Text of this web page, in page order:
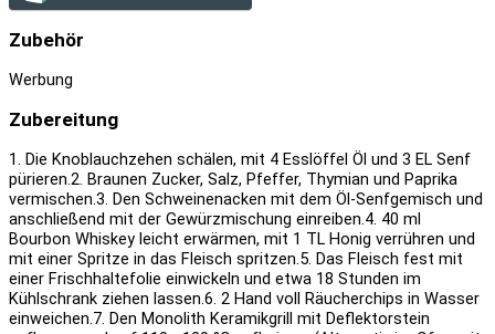
Zubehör
Werbung
Zubereitung
1. Die Knoblauchzehen schälen, mit 4 Esslöffel Öl und 3 EL Senf
pürieren.2. Braunen Zucker, Salz, Pfeffer, Thymian und Paprika
vermischen.3. Den Schweinenacken mit dem Öl-Senfgemisch und
anschließend mit der Gewürzmischung einreiben.4. 40 ml
Bourbon Whiskey leicht erwärmen, mit 1 TL Honig verrühren und
mit einer Spritze in das Fleisch spritzen.5. Das Fleisch fest mit
einer Frischhaltefolie einwickeln und etwa 18 Stunden im
Kühlschrank ziehen lassen.6. 2 Hand voll Räucherchips in Wasser
einweichen.7. Den Monolith Keramikgrill mit Deflektorstein